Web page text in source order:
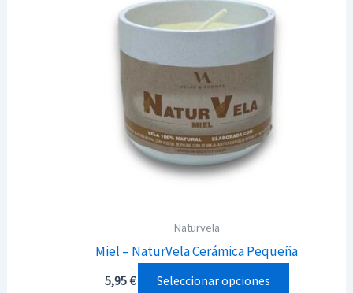
Naturvela
Miel – NaturVela Cerámica Pequeña
5,95€ Seleccionar opciones